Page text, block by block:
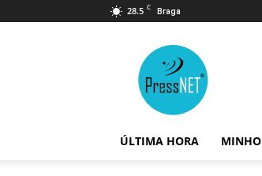
28.5 C Braga
ÚLTIMA HORA MINHO